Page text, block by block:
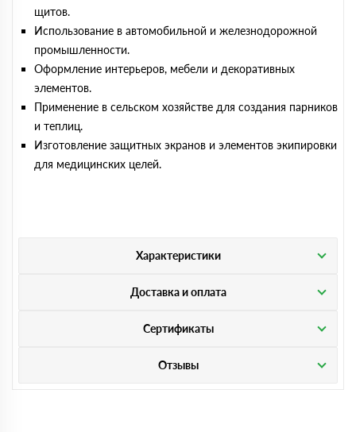
щитов.
Использование в автомобильной и железнодорожной
промышленности.
Оформление интерьеров, мебели и декоративных
элементов.
Применение в сельском хозяйстве для создания парников
и теплиц.
Изготовление защитных экранов и элементов экипировки
для медицинских целей.
Характеристики
Доставка и оплата
Сертификаты
Отзывы